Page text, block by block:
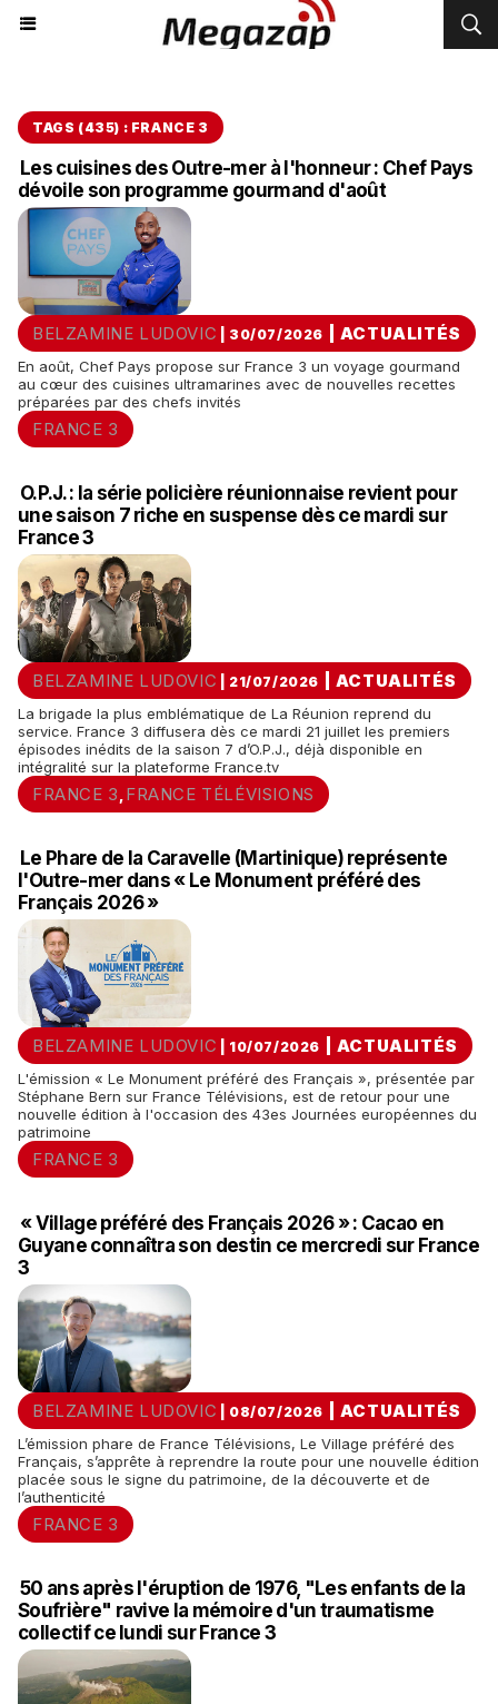
TAGS (435) : FRANCE 3
Les cuisines des Outre-mer à l'honneur : Chef Pays
dévoile son programme gourmand d'août
BELZAMINE LUDOVIC | 30/07/2026 ACTUALITÉS
En août, Chef Pays propose sur France 3 un voyage gourmand
au cœur des cuisines ultramarines avec de nouvelles recettes
préparées par des chefs invités
FRANCE 3
O.P.J. : la série policière réunionnaise revient pour
une saison 7 riche en suspense dès ce mardi sur
France 3
BELZAMINE LUDOVIC | 21/07/2026 ACTUALITÉS
La brigade la plus emblématique de La Réunion reprend du
service. France 3 diffusera dès ce mardi 21 juillet les premiers
épisodes inédits de la saison 7 d’O.P.J., déjà disponible en
intégralité sur la plateforme France.tv
FRANCE 3 FRANCE TÉLÉVISIONS
Le Phare de la Caravelle (Martinique) représente
l'Outre-mer dans « Le Monument préféré des
Français 2026 »
BELZAMINE LUDOVIC | 10/07/2026 ACTUALITÉS
L'émission « Le Monument préféré des Français », présentée par
Stéphane Bern sur France Télévisions, est de retour pour une
nouvelle édition à l'occasion des 43es Journées européennes du
patrimoine
FRANCE 3
« Village préféré des Français 2026 » : Cacao en
Guyane connaîtra son destin ce mercredi sur France
3
BELZAMINE LUDOVIC | 08/07/2026 ACTUALITÉS
L’émission phare de France Télévisions, Le Village préféré des
Français, s’apprête à reprendre la route pour une nouvelle édition
placée sous le signe du patrimoine, de la découverte et de
l’authenticité
FRANCE 3
50 ans après l'éruption de 1976, "Les enfants de la
Soufrière" ravive la mémoire d'un traumatisme
collectif ce lundi sur France 3